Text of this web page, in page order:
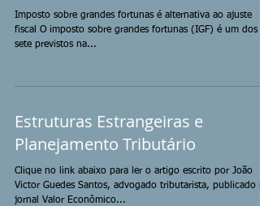
Imposto sobre grandes fortunas é alternativa ao ajuste
fiscal O imposto sobre grandes fortunas (IGF) é um dos
sete previstos na...
Estruturas Estrangeiras e
Planejamento Tributário
Clique no link abaixo para ler o artigo escrito por João
Victor Guedes Santos, advogado tributarista, publicado
jornal Valor Econômico...